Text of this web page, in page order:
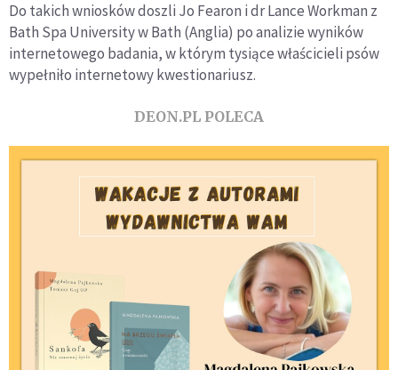
Do takich wniosków doszli Jo Fearon i dr Lance Workman z
Bath Spa University w Bath (Anglia) po analizie wyników
internetowego badania, w którym tysiące właścicieli psów
wypełniło internetowy kwestionariusz.
DEON.PL POLECA